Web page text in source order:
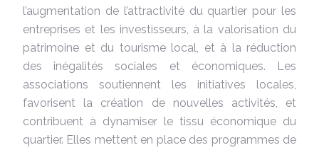
l’augmentation de l’attractivité du quartier pour les
entreprises et les investisseurs, à la valorisation du
patrimoine et du tourisme local, et à la réduction
des inégalités sociales et économiques. Les
associations soutiennent les initiatives locales,
favorisent la création de nouvelles activités, et
contribuent à dynamiser le tissu économique du
quartier. Elles mettent en place des programmes de